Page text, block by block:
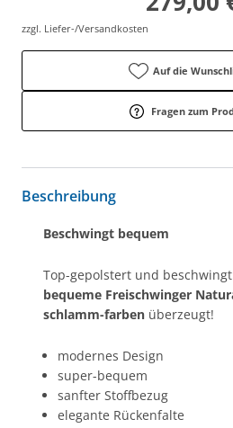
zzgl. Liefer-/Versandkosten
Auf die
Fragen zum
Beschreibung
Beschwingt bequem
Top-gepolstert und
bequeme Freischwinger
schlamm-farben überzeugt!
modernes Design
super-bequem
sanfter Stoffbezug
elegante Rückenfalte